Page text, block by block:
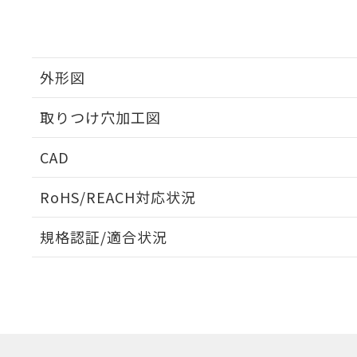
外形図
取りつけ穴加工図
CAD
RoHS/REACH対応状況
EU RoHS 注意事項・凡例
規格認証/適合状況